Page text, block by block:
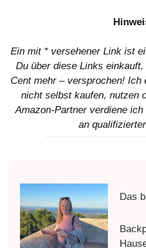
Ein mit * versehener Link ist
Du über diese Links
Cent mehr – versprochen!
nicht selbst kaufen, nutzen
Amazon-Partner verdiene
an
Das